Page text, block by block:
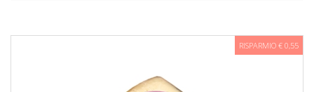
RISPARMIO € 0,55